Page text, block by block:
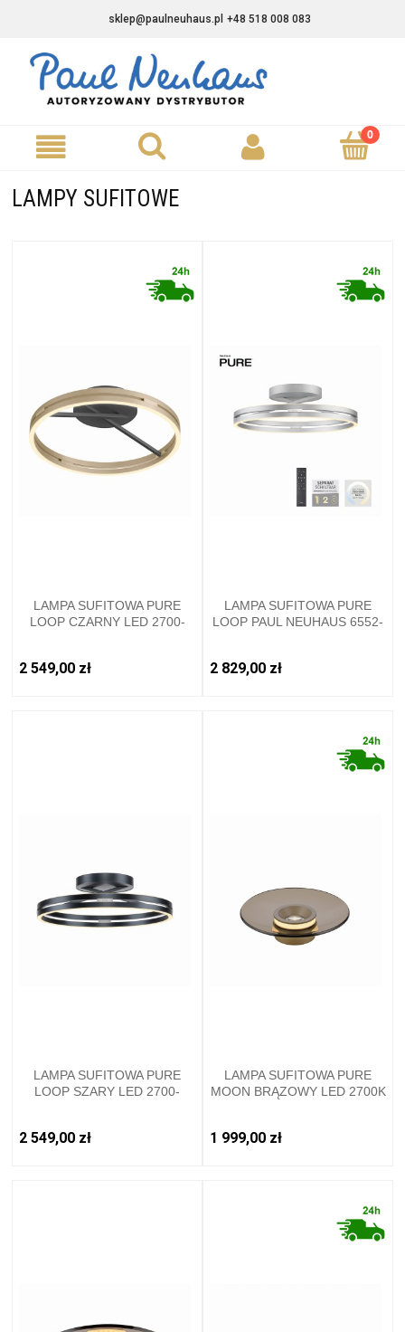
sklep@paulneuhaus.pl +48 518 008 083
LAMPY SUFITOWE
LAMPA SUFITOWA PURE
LOOP CZARNY LED 2700-
2 549,00 zł
LAMPA SUFITOWA PURE
LOOP PAUL NEUHAUS 6552-
2 829,00 zł
LAMPA SUFITOWA PURE
LOOP SZARY LED 2700-
2 549,00 zł
LAMPA SUFITOWA PURE
MOON BRĄZOWY LED 2700K
1 999,00 zł